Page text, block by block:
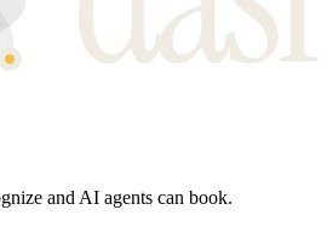
and AI agents can book.